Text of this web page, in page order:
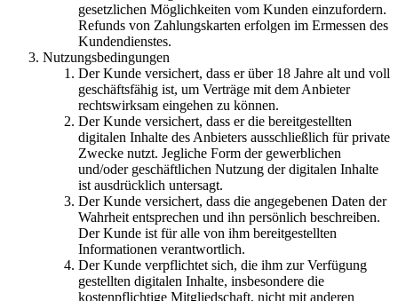
gesetzlichen Möglichkeiten vom Kunden einzufordern.
Refunds von Zahlungskarten erfolgen im Ermessen des
Kundendienstes.
Nutzungsbedingungen
Der Kunde versichert, dass er über 18 Jahre alt und voll
geschäftsfähig ist, um Verträge mit dem Anbieter
rechtswirksam eingehen zu können.
Der Kunde versichert, dass er die bereitgestellten
digitalen Inhalte des Anbieters ausschließlich für private
Zwecke nutzt. Jegliche Form der gewerblichen
und/oder geschäftlichen Nutzung der digitalen Inhalte
ist ausdrücklich untersagt.
Der Kunde versichert, dass die angegebenen Daten der
Wahrheit entsprechen und ihn persönlich beschreiben.
Der Kunde ist für alle von ihm bereitgestellten
Informationen verantwortlich.
Der Kunde verpflichtet sich, die ihm zur Verfügung
gestellten digitalen Inhalte, insbesondere die
kostenpflichtige Mitgliedschaft, nicht mit anderen